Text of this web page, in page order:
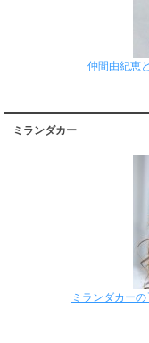
仲間由紀恵
ミランダカー
ミランダカー